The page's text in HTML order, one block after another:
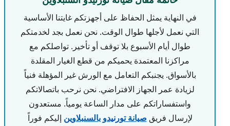
في النهاية يمثل الحفاظ على أجهزتكم غايتنا الأساسية
التي نعمل لأجلها طوال الوقت. نحن نعمل بجد لخدمتكم
طوال أيام الأسبوع بلا توقف أو تأخير. تواصلكم مع
مراكزنا المعتمدة يحميكم من قطع الغيار المقلدة
بالأسواق. يجنبكم التعامل مع الورش غير المؤهلة فنياً
لزيادة عمر الجهاز الافتراضي. نحن نرحب باتصالاتكم
واستفساراتكم على مدار الساعة يومياً. مستعدون
لإرسال فريق صيانة تورنيدو بالسنبلاوين إليكم فوراً